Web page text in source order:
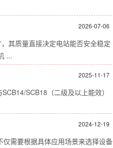
2026-07-06
其质量直接决定电站能否安全稳定
...
2025-11-17
SCB18（二级及以上能效）
2024-12-19
需要根据具体应用场景来选择设备